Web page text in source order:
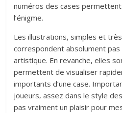
numéros des cases
l’énigme.
Les illustrations, simples et
correspondent absolument pas
artistique. En revanche, elles
permettent de visualiser
importants d’une case.
joueurs, assez dans le style
pas vraiment un plaisir pour